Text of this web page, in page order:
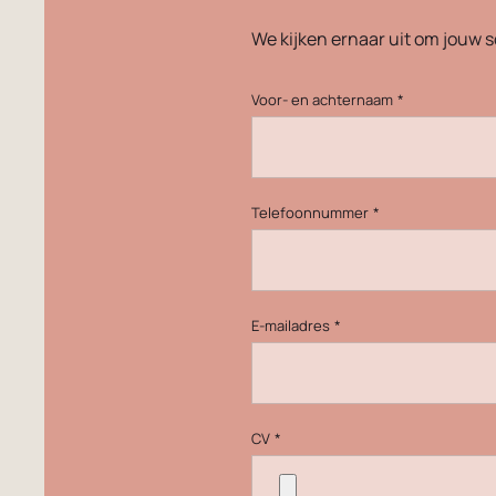
We kijken ernaar uit om jouw
Voor- en achternaam *
Telefoonnummer *
E-mailadres *
CV *